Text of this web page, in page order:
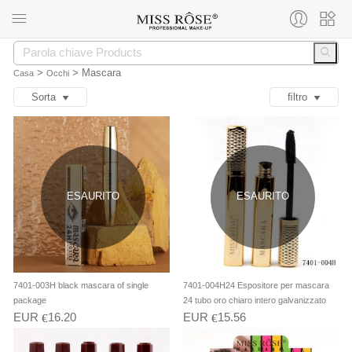
Casa> Occhi> Mascara
Sorta ﬁltro
ESAURITO
7401-003H black mascara of single
package
EUR €16.20
ESAURITO
7401-004H24 Espositore per mascara
24 tubo oro chiaro intero galvanizzato
EUR €15.56